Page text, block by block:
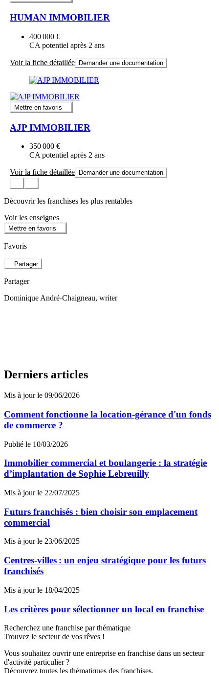
HUMAN IMMOBILIER
400 000 €
CA potentiel après 2 ans
Voir la fiche détaillée Demander une documentation
Mettre en favoris
AJP IMMOBILIER
350 000 €
CA potentiel après 2 ans
Voir la fiche détaillée Demander une documentation
Découvrir les franchises les plus rentables
Voir les enseignes
Mettre en favoris
Favoris
Partager
Partager
Dominique André-Chaigneau, writer
Derniers articles
Mis à jour le 09/06/2026
Comment fonctionne la location-gérance d'un fonds
de commerce ?
Publié le 10/03/2026
Immobilier commercial et boulangerie : la stratégie
d’implantation de Sophie Lebreuilly
Mis à jour le 22/07/2025
Futurs franchisés : bien choisir son emplacement
commercial
Mis à jour le 23/06/2025
Centres-villes : un enjeu stratégique pour les futurs
franchisés
Mis à jour le 18/04/2025
Les critères pour sélectionner un local en franchise
Recherchez une franchise par thématique
Trouvez le secteur de vos rêves !
Vous souhaitez ouvrir une entreprise en franchise dans un secteur
d'activité particulier ?
Découvrez toutes les thématiques des franchises.